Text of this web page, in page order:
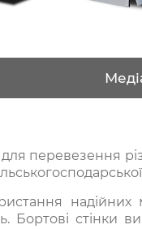
перевезення
надійних
стінки